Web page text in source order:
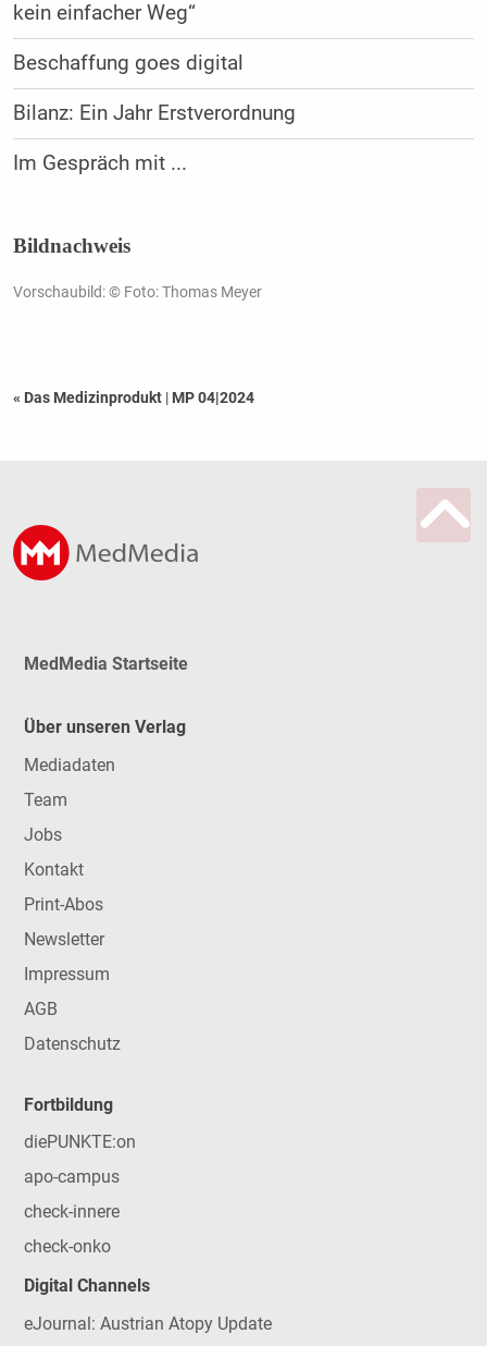
kein einfacher Weg“
Beschaffung goes digital
Bilanz: Ein Jahr Erstverordnung
Im Gespräch mit ...
Bildnachweis
Vorschaubild: © Foto: Thomas Meyer
« Das Medizinprodukt | MP 04|2024
MedMedia Startseite
Über unseren Verlag
Mediadaten
Team
Jobs
Kontakt
Print-Abos
Newsletter
Impressum
AGB
Datenschutz
Fortbildung
diePUNKTE:on
apo-campus
check-innere
check-onko
Digital Channels
eJournal: Austrian Atopy Update